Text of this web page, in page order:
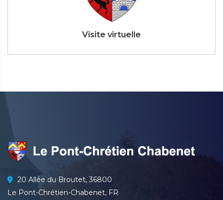
Visite virtuelle
20 Allée du Broutet, 36800
Le Pont-Chrétien-Chabenet, FR